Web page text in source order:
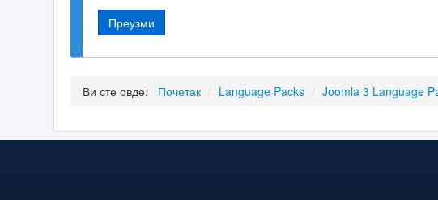
Преузми
Ви сте овде: Почетак / Language Packs / Joomla 3 Language